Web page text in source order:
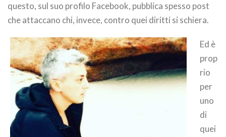
questo, sul suo profilo Facebook, pubblica spesso post
che attaccano chi, invece, contro quei diritti si schiera.
Ed è
prop
rio
per
uno
di
quei